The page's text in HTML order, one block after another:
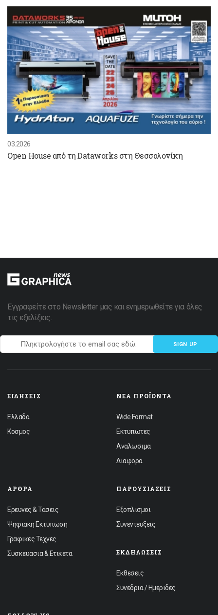
03.2026
Open House από τη Dataworks στη Θεσσαλονίκη
Εγγραφείτε στο Newsletter μας και ενημερωθείτε για όλες
τις εξελίξεις.
SIGN UP
ΕΙΔΉΣΕΙΣ
Ελλαδα
Κοσμος
ΝΈΑ ΠΡΟΪΌΝΤΑ
Wide Format
Εκτυπωτες
Αναλωσιμα
Διαφορα
ΆΡΘΡΑ
Ερευνες & Τασεις
Ψηφιακη Εκτυπωση
Γραφικες Τεχνες
Συσκευασια & Ετικετα
ΠΑΡΟΥΣΙΆΣΕΙΣ
Εξοπλισμοι
Συνεντευξεις
ΕΚΔΗΛΏΣΕΙΣ
Εκθεσεις
Συνεδρια / Ημεριδες